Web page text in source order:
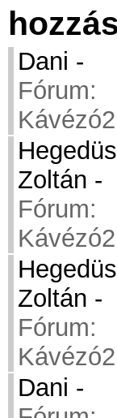
Dani -
Fórum:
Kávézó2
Hegedüs
Zoltán -
Fórum:
Kávézó2
Hegedüs
Zoltán -
Fórum:
Kávézó2
Dani -